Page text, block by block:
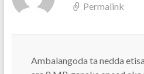
Permalink
Ambalangoda ta nedda